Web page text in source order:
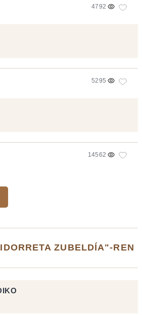
4792
5295
14562
ZUBELDÍA"-REN